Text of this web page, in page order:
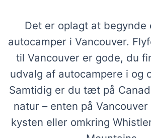
Det er oplagt at begynde
autocamper i Vancouver.
til Vancouver er gode, du
udvalg af autocampere i og
Samtidig er du tæt på
natur – enten på
kysten eller omkring